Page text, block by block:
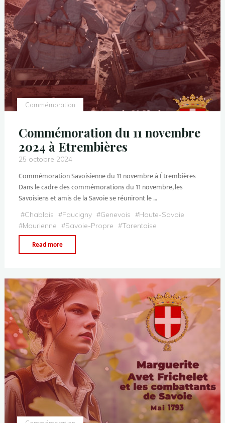
Commémoration
Commémoration du 11 novembre
2024 à Etrembières
25 octobre 2024
Commémoration Savoisienne du 11 novembre à Étrembières
Dans le cadre des commémorations du 11 novembre, les
Savoisiens et amis de la Savoie se réuniront le …
#Chablais #Faucigny #Genevois #Haute-Savoie
#Maurienne #Savoie-Propre #Tarentaise
Read more